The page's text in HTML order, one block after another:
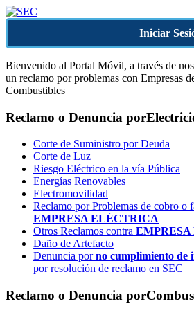
Iniciar
Bienvenido al Portal Móvil, a través de
un reclamo por problemas con Empresas
Combustibles
Reclamo o Denuncia por
Corte de Suministro por Deuda
Corte de Luz
Riesgo Eléctrico en la vía Pública
Energías Renovables
Electromovilidad
Reclamo por Problemas de cobro o
EMPRESA ELÉCTRICA
Otros Reclamos contra
Daño de Artefacto
Denuncia porno cumplimiento de
por resolución de reclamo en SEC
Reclamo o Denuncia por